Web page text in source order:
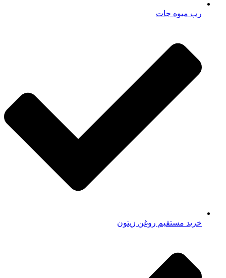
رب میوه جات
خرید مستقیم روغن زیتون